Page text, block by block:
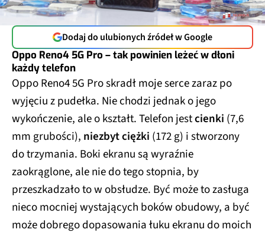
Dodaj do ulubionych źródeł w Google
Oppo Reno4 5G Pro – tak powinien leżeć w dłoni
każdy telefon
Oppo Reno4 5G Pro skradł moje serce zaraz po
wyjęciu z pudełka. Nie chodzi jednak o jego
wykończenie, ale o kształt. Telefon jestcienki (7,6
mm grubości), niezbyt ciężki (172 g) i stworzony
do trzymania. Boki ekranu są wyraźnie
zaokrąglone, ale nie do tego stopnia, by
przeszkadzało to w obsłudze. Być może to zasługa
nieco mocniej wystających boków obudowy, a być
może dobrego dopasowania łuku ekranu do moich